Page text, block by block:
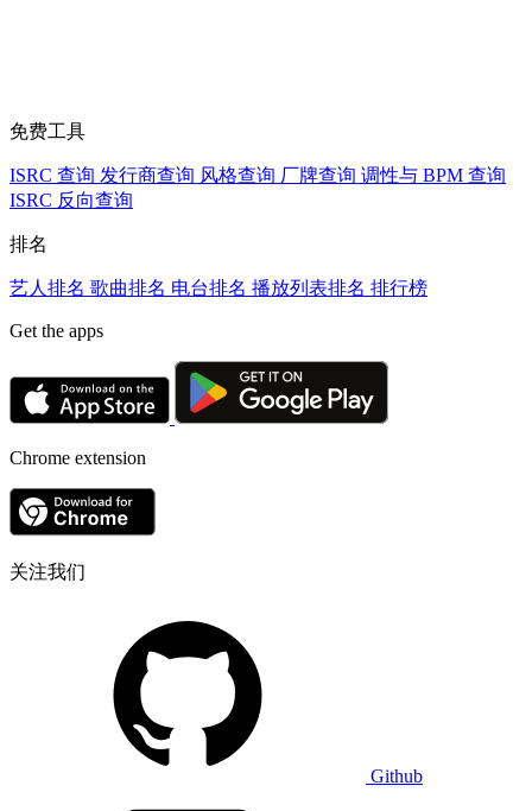
免费工具
ISRC 查询 发行商查询 风格查询 厂牌查询 调性与 BPM 查询
ISRC 反向查询
排名
艺人排名 歌曲排名 电台排名 播放列表排名 排行榜
Get the apps
Chrome extension
关注我们
Github